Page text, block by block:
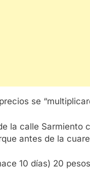
se
la calle
antes de la
10 días) 20